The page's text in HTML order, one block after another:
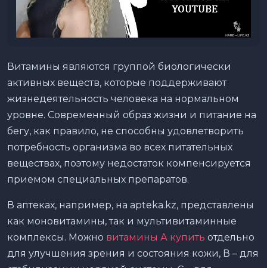
Витамины являются группой биологически
активных веществ, которые поддерживают
жизнедеятельность человека на нормальном
уровне. Современный образ жизни и питание на
бегу, как правило, не способны удовлетворить
потребность организма во всех питательных
веществах, поэтому недостаток компенсируется
приемом специальных препаратов.
В аптеках, например, на apteka.kz, представлены
как моновитамины, так и мультивитаминные
комплексы. Можно витамины А купить отдельно
для улучшения зрения и состояния кожи, В – для